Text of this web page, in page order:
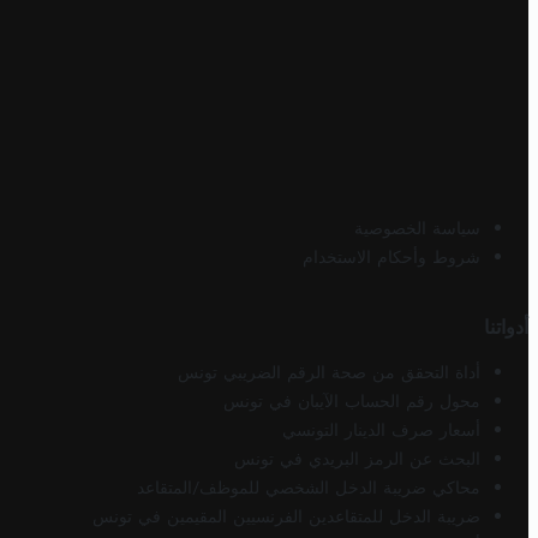
سياسة الخصوصية
شروط وأحكام الاستخدام
أدواتنا
أداة التحقق من صحة الرقم الضريبي تونس
محول رقم الحساب الآيبان في تونس
أسعار صرف الدينار التونسي
البحث عن الرمز البريدي في تونس
محاكي ضريبة الدخل الشخصي للموظف/المتقاعد
ضريبة الدخل للمتقاعدين الفرنسيين المقيمين في تونس